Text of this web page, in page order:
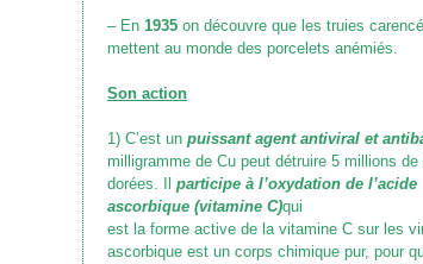
– En 1935 on découvre que les truies
mettent au monde des porcelets anémiés.
Son action
1) C’est un puissant agent antiviral et
milligramme de Cu peut détruire 5 millions
dorées. Il participe à l’oxydation de l’acide
ascorbique (vitamine C)qui
est la forme active de la vitamine C sur les
ascorbique est un corps chimique pur, pour